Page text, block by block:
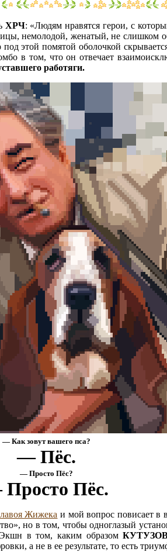
ХРЧ: «Людям нравятся герои, с
немолодой, женатый, не слишком
этой помятой оболочкой
в том, что он отвечает
работяги.
— Как зовут вашего пса?
— Пёс.
— Просто Пёс?
Пёс.
Жижека и мой вопрос повисает в
но в том, чтобы одноглазый
Экшн в том, каким образом
а не в ее результате, то есть